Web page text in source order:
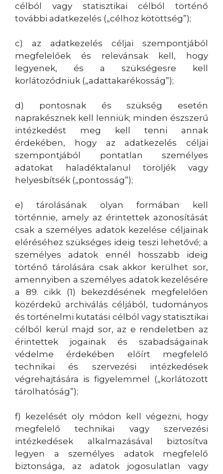
célból vagy statisztikai célból történő
további adatkezelés („célhoz kötöttség”);
c) az adatkezelés céljai szempontjából
megfelelőek és relevánsak kell, hogy
legyenek, és a szükségesre kell
korlátozódniuk („adattakarékosság”);
d) pontosnak és szükség esetén
naprakésznek kell lenniük; minden észszerű
intézkedést meg kell tenni annak
érdekében, hogy az adatkezelés céljai
szempontjából pontatlan személyes
adatokat haladéktalanul töröljék vagy
helyesbítsék („pontosság”);
e) tárolásának olyan formában kell
történnie, amely az érintettek azonosítását
csak a személyes adatok kezelése céljainak
eléréséhez szükséges ideig teszi lehetővé; a
személyes adatok ennél hosszabb ideig
történő tárolására csak akkor kerülhet sor,
amennyiben a személyes adatok kezelésére
a 89. cikk (1) bekezdésének megfelelően
közérdekű archiválás céljából, tudományos
és történelmi kutatási célból vagy statisztikai
célból kerül majd sor, az e rendeletben az
érintettek jogainak és szabadságainak
védelme érdekében előírt megfelelő
technikai és szervezési intézkedések
végrehajtására is figyelemmel („korlátozott
tárolhatóság”);
f) kezelését oly módon kell végezni, hogy
megfelelő technikai vagy szervezési
intézkedések alkalmazásával biztosítva
legyen a személyes adatok megfelelő
biztonsága, az adatok jogosulatlan vagy